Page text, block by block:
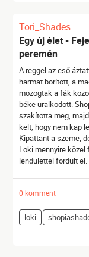
Tori_Shades
Egy új élet -
peremén
A reggel az eső
harmat borított, a
mozogtak a fák
béke uralkodott.
szakította meg,
kelt, hogy nem kap
Kipattant a szeme,
Loki mennyire közel
lendülettel fordult
0 komment
loki